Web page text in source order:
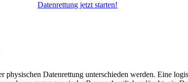
Datenrettung jetzt starten!
Datenrettung unterschieden werden. Eine